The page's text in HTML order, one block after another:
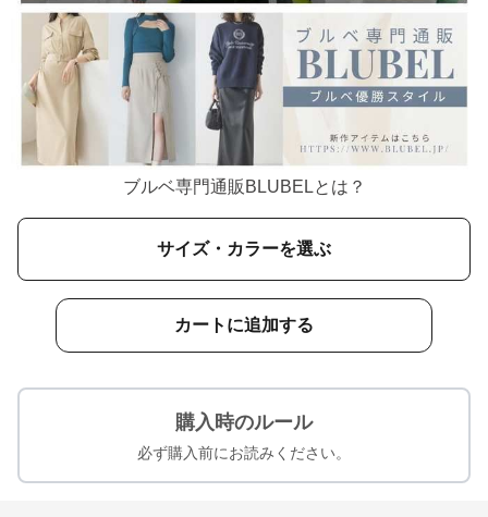
ブルベ専門通販BLUBELとは？
サイズ・カラーを選ぶ
カートに追加する
購入時のルール
必ず購入前にお読みください。